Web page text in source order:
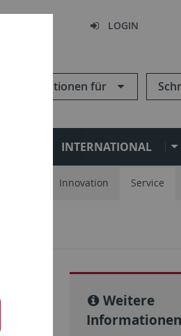
LOGIN
Informationen für
INTERNATIONAL
Innovation Service
Weitere
Informationen